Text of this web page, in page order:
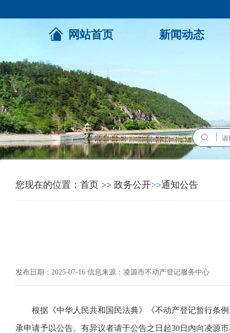
网站首页 新闻动态
您现在的位置： 首页 >> 政务公开>>通知公告
发布日期：2025-07-16 信息来源：凌源市不动产登记服务中心
根据《中华人民共和国民法典》《不动产登记暂行条
承申请予以公告。有异议者请于公告之日起30日内向凌源